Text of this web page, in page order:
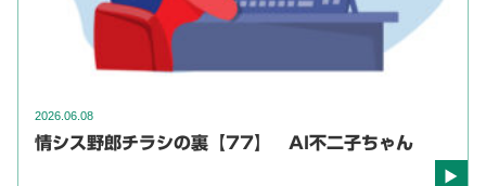
2026.06.08
情シス野郎チラシの裏【77】 AI不二子ちゃん